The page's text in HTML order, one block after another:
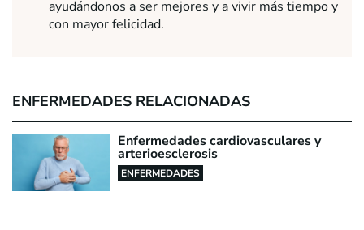
ayudándonos a ser mejores y a vivir más tiempo y
con mayor felicidad.
ENFERMEDADES RELACIONADAS
Enfermedades cardiovasculares y
arterioesclerosis
ENFERMEDADES